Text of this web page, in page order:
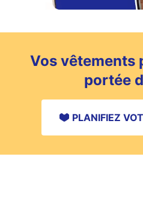
Vos vêtements
portée
PLANIFIEZ